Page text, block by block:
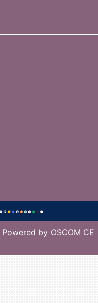
Powered by OSCOM CE